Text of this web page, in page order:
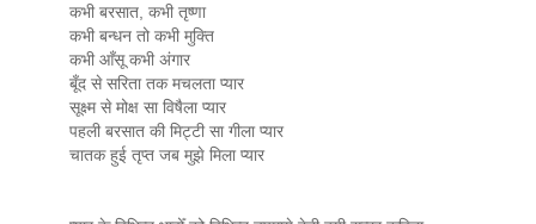
कभी बरसात, कभी तृष्णा
कभी बन्धन तो कभी मुक्ति
कभी आँसू कभी अंगार
बूँद से सरिता तक मचलता प्यार
सूक्ष्म से मोक्ष सा विषैला प्यार
पहली बरसात की मिट्टी सा गीला प्यार
चातक हुई तृप्त जब मुझे मिला प्यार